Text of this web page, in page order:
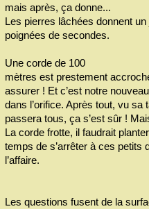
mais après, ça donne...
Les pierres lâchées donnent
poignées de secondes.
Une corde de 100
mètres est prestement
assurer ! Et c’est notre
dans l’orifice. Après tout, vu
passera tous, ça s’est sûr !
La corde frotte, il faudrait
temps de s’arrêter à ces petits
l’affaire.
Les questions fusent de la